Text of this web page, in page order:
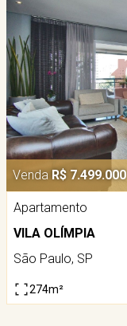
Venda R$ 7.499.000
Apartamento
VILA OLÍMPIA
São Paulo, SP
274m²